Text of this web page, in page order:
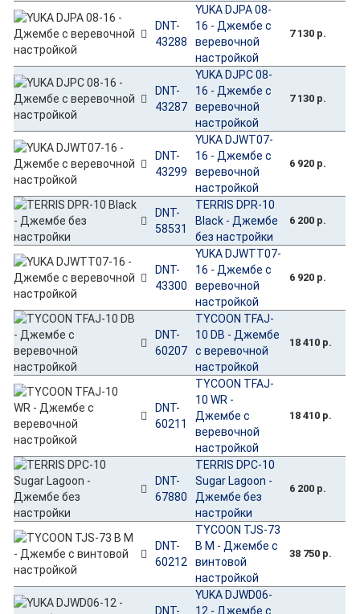
DNT-
43288
YUKA DJPA 08-
16 - Джембе с
веревочной
настройкой
7 130 р.
DNT-
43287
YUKA DJPC 08-
16 - Джембе с
веревочной
настройкой
7 130 р.
DNT-
43299
YUKA DJWT07-
16 - Джембе с
веревочной
настройкой
6 920 р.
DNT-
58531
TERRIS DPR-10
Black - Джембе
без настройки
6 200 р.
DNT-
43300
YUKA DJWTT07-
16 - Джембе с
веревочной
настройкой
6 920 р.
DNT-
60207
TYCOON TFAJ-
10 DB - Джембе
с веревочной
настройкой
18 410 р.
DNT-
60211
TYCOON TFAJ-
10 WR -
Джембе с
веревочной
настройкой
18 410 р.
DNT-
67880
TERRIS DPC-10
Sugar Lagoon -
Джембе без
настройки
6 200 р.
DNT-
60212
TYCOON TJS-73
B M - Джембе с
винтовой
настройкой
38 750 р.
DNT-
YUKA DJWD06-
12 - Джембе с